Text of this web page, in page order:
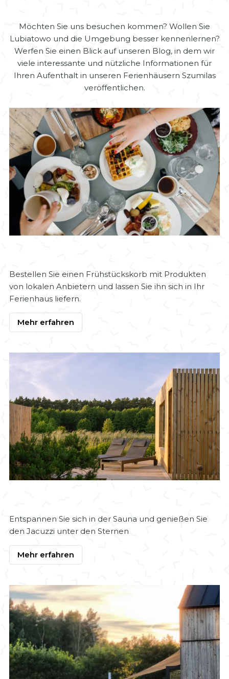
Möchten Sie uns besuchen kommen? Wollen Sie
Lubiatowo und die Umgebung besser kennenlernen?
Werfen Sie einen Blick auf unseren Blog, in dem wir
viele interessante und nützliche Informationen für
Ihren Aufenthalt in unseren Ferienhäusern Szumilas
veröffentlichen.
Bestellen Sie einen Frühstückskorb mit Produkten
von lokalen Anbietern und lassen Sie ihn sich in Ihr
Ferienhaus liefern.
Mehr erfahren
Entspannen Sie sich in der Sauna und genießen Sie
den Jacuzzi unter den Sternen
Mehr erfahren